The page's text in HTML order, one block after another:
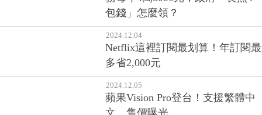
2024.12.05
蘋果Vision Pro登台！支援繁體中
文、售價曝光
第一頁 « 1 2 3 4 5 6 7 8 9 10 11
» 最後頁